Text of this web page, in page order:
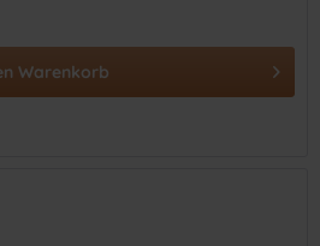
Warenkorb